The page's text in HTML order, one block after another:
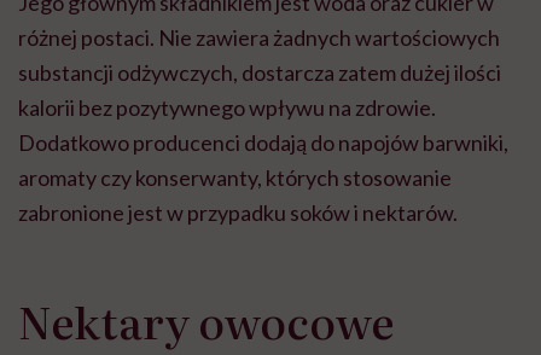
różnej postaci. Nie zawiera żadnych wartościowych
substancji odżywczych, dostarcza zatem dużej ilości
kalorii bez pozytywnego wpływu na zdrowie.
Dodatkowo producenci dodają do napojów barwniki,
aromaty czy konserwanty, których stosowanie
zabronione jest w przypadku soków i nektarów.
Nektary owocowe